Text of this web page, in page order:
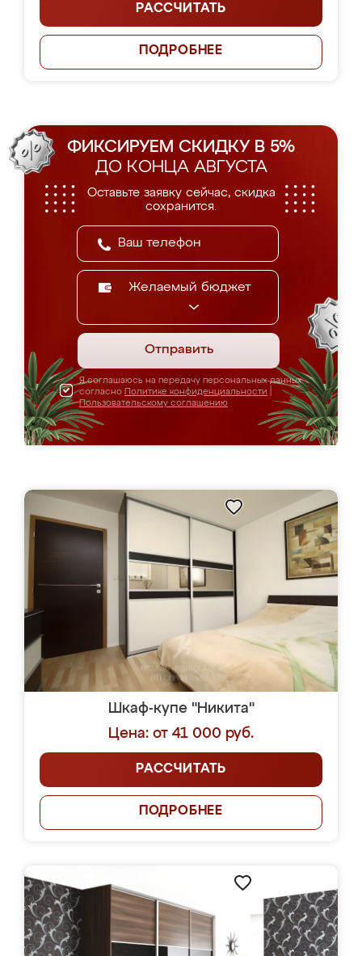
РАССЧИТАТЬ
ПОДРОБНЕЕ
ФИКСИРУЕМ СКИДКУ В 5%
ДО КОНЦА АВГУСТА
Оставьте заявку сейчас, скидка
сохранится.
Желаемый бюджет
Отправить
Я соглашаюсь на передачу персональных данных
согласно Политике конфиденциальности
Пользовательскому соглашению
Шкаф-купе "Никита"
Цена: от 41 000 руб.
РАССЧИТАТЬ
ПОДРОБНЕЕ